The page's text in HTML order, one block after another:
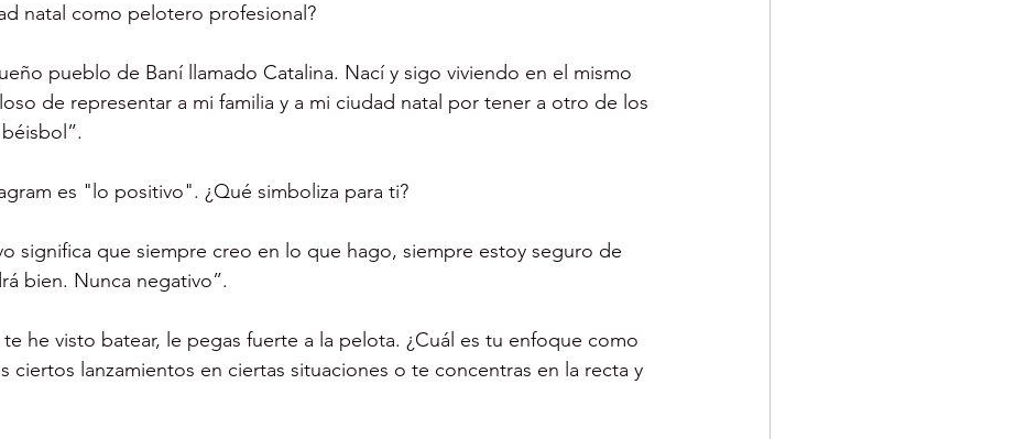
natal como pelotero profesional?
pueblo de Baní llamado Catalina. Nací y sigo viviendo en el mismo
de representar a mi familia y a mi ciudad natal por tener a otro de los
es "lo positivo". ¿Qué simboliza para ti?
significa que siempre creo en lo que hago, siempre estoy seguro de
bien. Nunca negativo”.
he visto batear, le pegas fuerte a la pelota. ¿Cuál es tu enfoque como
ciertos lanzamientos en ciertas situaciones o te concentras en la recta y